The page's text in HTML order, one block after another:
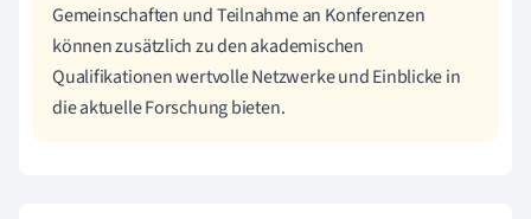
Gemeinschaften und Teilnahme an Konferenzen
können zusätzlich zu den akademischen
Qualifikationen wertvolle Netzwerke und Einblicke in
die aktuelle Forschung bieten.